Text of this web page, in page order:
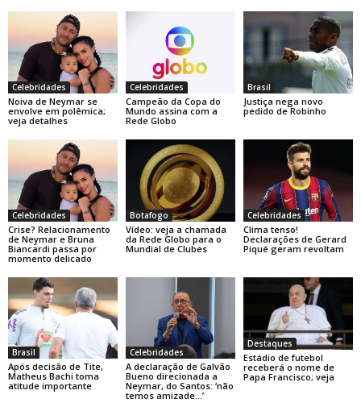
Celebridades
Noiva de Neymar se
envolve em polêmica;
veja detalhes
Celebridades
Campeão da Copa do
Mundo assina com a
Rede Globo
Brasil
Justiça nega novo
pedido de Robinho
Celebridades
Crise? Relacionamento
de Neymar e Bruna
Biancardi passa por
momento delicado
Botafogo
Vídeo: veja a chamada
da Rede Globo para o
Mundial de Clubes
Celebridades
Clima tenso!
Declarações de Gerard
Piqué geram revoltam
Brasil
Após decisão de Tite,
Matheus Bachi toma
atitude importante
Celebridades
A declaração de Galvão
Bueno direcionada a
Neymar, do Santos: ‘não
temos amizade…’
Destaques
Estádio de futebol
receberá o nome de
Papa Francisco; veja